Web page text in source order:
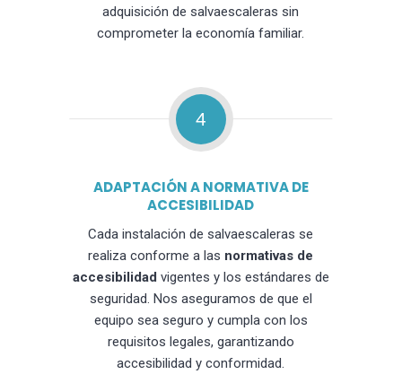
adquisición de salvaescaleras sin
comprometer la economía familiar.
4
ADAPTACIÓN A NORMATIVA DE
ACCESIBILIDAD
Cada instalación de salvaescaleras se
realiza conforme a las normativas de
accesibilidad vigentes y los estándares de
seguridad. Nos aseguramos de que el
equipo sea seguro y cumpla con los
requisitos legales, garantizando
accesibilidad y conformidad.